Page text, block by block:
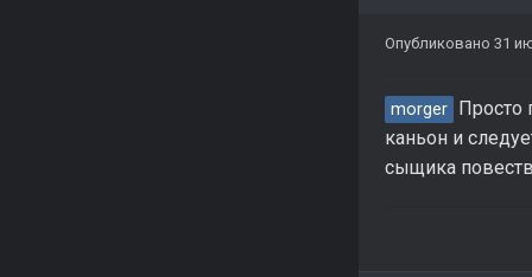
Опубликовано 31
morger
Просто
каньон и
сыщика